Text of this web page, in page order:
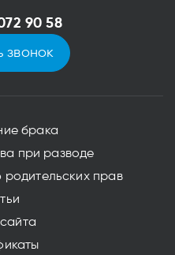
90 58
звонок
брака
при разводе
прав